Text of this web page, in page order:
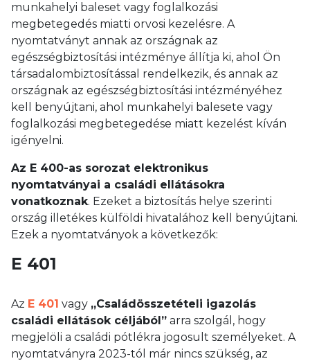
munkahelyi baleset vagy foglalkozási
megbetegedés miatti orvosi kezelésre. A
nyomtatványt annak az országnak az
egészségbiztosítási intézménye állítja ki, ahol Ön
társadalombiztosítással rendelkezik, és annak az
országnak az egészségbiztosítási intézményéhez
kell benyújtani, ahol munkahelyi balesete vagy
foglalkozási megbetegedése miatt kezelést kíván
igényelni.
Az E 400-as sorozat elektronikus
nyomtatványai a családi ellátásokra
vonatkoznak. Ezeket a biztosítás helye szerinti
ország illetékes külföldi hivatalához kell benyújtani.
Ezek a nyomtatványok a következők:
E 401
Az E 401 vagy „Családösszetételi igazolás
családi ellátások céljából” arra szolgál, hogy
megjelöli a családi pótlékra jogosult személyeket. A
nyomtatványra 2023-tól már nincs szükség, az